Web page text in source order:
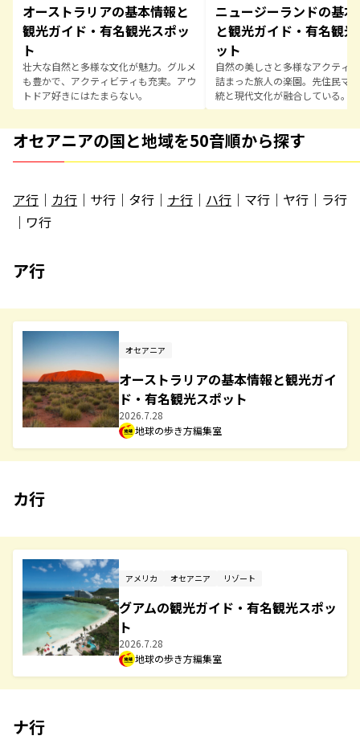
オーストラリアの基本情報と
観光ガイド・有名観光スポッ
ト
壮大な自然と多様な文化が魅力。グルメ
も豊かで、アクティビティも充実。アウ
トドア好きにはたまらない。
ニュージーランドの基
と観光ガイド・有名観
ット
自然の美しさと多様なアクティ
詰まった旅人の楽園。先住民マ
統と現代文化が融合している。
オセアニアの国と地域を50音順から探す
ア行 ｜ カ行 ｜サ行｜タ行｜ ナ行 ｜ ハ行 ｜マ行｜ヤ行｜ラ行
｜ワ行
ア行
オセアニア
オーストラリアの基本情報と観光ガイ
ド・有名観光スポット
2026.7.28
地球の歩き方編集室
カ行
アメリカ オセアニア リゾート
グアムの観光ガイド・有名観光スポッ
ト
2026.7.28
地球の歩き方編集室
ナ行